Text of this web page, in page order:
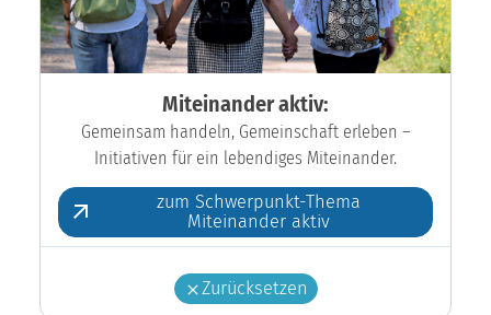
Miteinander aktiv:
Gemeinsam handeln, Gemeinschaft erleben –
Initiativen für ein lebendiges Miteinander.
zum Schwerpunkt-Thema
Miteinander aktiv
Zurücksetzen